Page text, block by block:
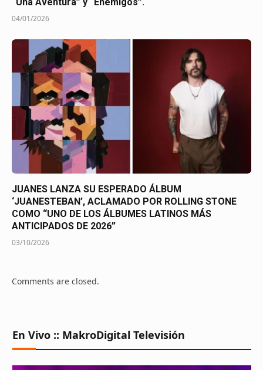
04/01/2026
JUANES LANZA SU ESPERADO ÁLBUM
‘JUANESTEBAN’, ACLAMADO POR ROLLING STONE
COMO “UNO DE LOS ÁLBUMES LATINOS MÁS
ANTICIPADOS DE 2026”
03/10/2026
Comments are closed.
En Vivo :: MakroDigital Televisión